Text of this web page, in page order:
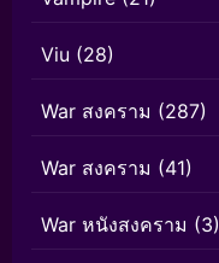
Viu (28)
War สงคราม (287)
War สงคราม (41)
War หนังสงคราม (3)